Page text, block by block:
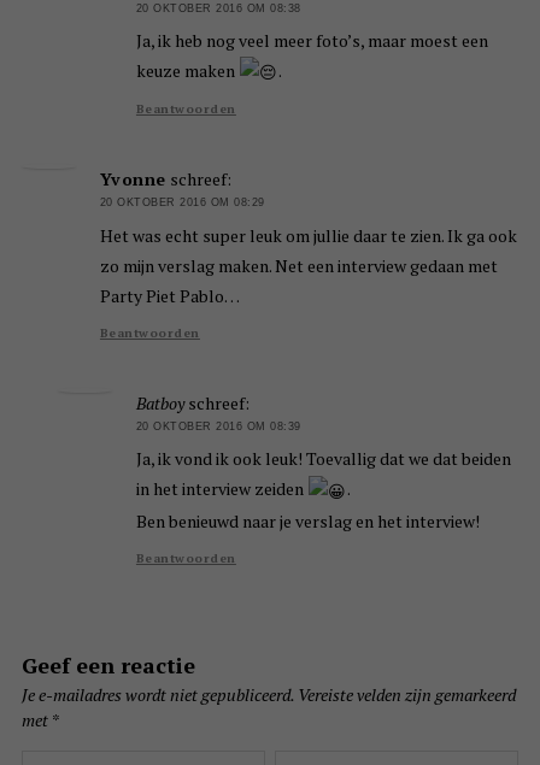
20 OKTOBER 2016 OM 08:38
Ja, ik heb nog veel meer foto’s, maar moest een
keuze maken
.
Beantwoorden
Yvonne schreef:
20 OKTOBER 2016 OM 08:29
Het was echt super leuk om jullie daar te zien. Ik ga ook
zo mijn verslag maken. Net een interview gedaan met
Party Piet Pablo…
Beantwoorden
Batboy schreef:
20 OKTOBER 2016 OM 08:39
Ja, ik vond ik ook leuk! Toevallig dat we dat beiden
in het interview zeiden
.
Ben benieuwd naar je verslag en het interview!
Beantwoorden
Geef een reactie
Je e-mailadres wordt niet gepubliceerd. Vereiste velden zijn gemarkeerd
met *